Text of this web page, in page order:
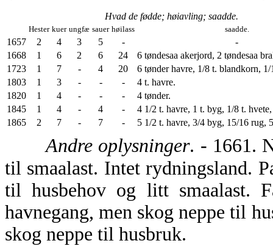
Hvad de fødde; høiavling; saadde.
Hester kuer ungfæ sauer høilass saadde.
1657 2 4 3 5 -
-
1668
1 6 2 6 24
6 tøndesaa akerjord, 2 tøndesaa
1723
1 7 - 4 20
6 tønder havre, 1/8 t. blandkorn, 1/
1803
1 3 - - -
4 t. havre.
1820
1 4 - - -
4 tønder.
1845
1 4 - 4 -
4 1/2 t. havre, 1 t. byg, 1/8 t.
1865
2 7 - 7 - 5 1/2 t. havre, 3/4 byg, 15/16 rug,
Andre oplysninger. - 1661.
til smaalast. Intet rydningsland.
til husbehov og litt smaalast.
havnegang, men skog neppe til
skog neppe til husbruk.